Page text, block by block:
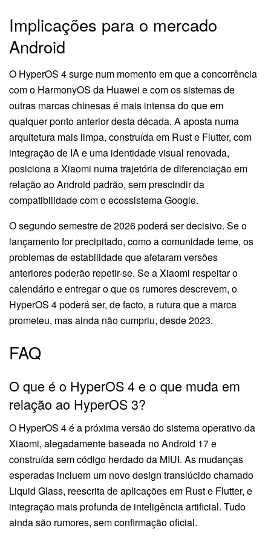
Implicações para o mercado
Android
O HyperOS 4 surge num momento em que a concorrência
com o HarmonyOS da Huawei e com os sistemas de
outras marcas chinesas é mais intensa do que em
qualquer ponto anterior desta década. A aposta numa
arquitetura mais limpa, construída em Rust e Flutter, com
integração de IA e uma identidade visual renovada,
posiciona a Xiaomi numa trajetória de diferenciação em
relação ao Android padrão, sem prescindir da
compatibilidade com o ecossistema Google.
O segundo semestre de 2026 poderá ser decisivo. Se o
lançamento for precipitado, como a comunidade teme, os
problemas de estabilidade que afetaram versões
anteriores poderão repetir-se. Se a Xiaomi respeitar o
calendário e entregar o que os rumores descrevem, o
HyperOS 4 poderá ser, de facto, a rutura que a marca
prometeu, mas ainda não cumpriu, desde 2023.
FAQ
O que é o HyperOS 4 e o que muda em
relação ao HyperOS 3?
O HyperOS 4 é a próxima versão do sistema operativo da
Xiaomi, alegadamente baseada no Android 17 e
construída sem código herdado da MIUI. As mudanças
esperadas incluem um novo design translúcido chamado
Liquid Glass, reescrita de aplicações em Rust e Flutter, e
integração mais profunda de inteligência artificial. Tudo
ainda são rumores, sem confirmação oficial.